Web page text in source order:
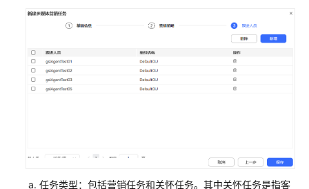
外
呼
任务类型：包括营销任务和关怀任务。其中关怀任务是指客